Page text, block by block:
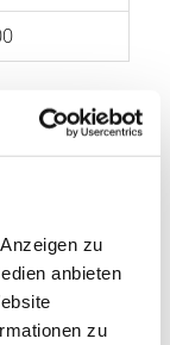
zu
anbieten
zu
von Google